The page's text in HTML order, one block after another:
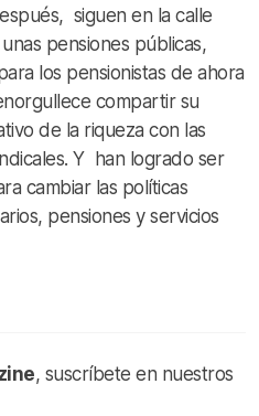
siguen en la calle
pensiones públicas,
los pensionistas de ahora
compartir su
de la riqueza con las
Y han logrado ser
cambiar las políticas
pensiones y servicios
, suscríbete en nuestros